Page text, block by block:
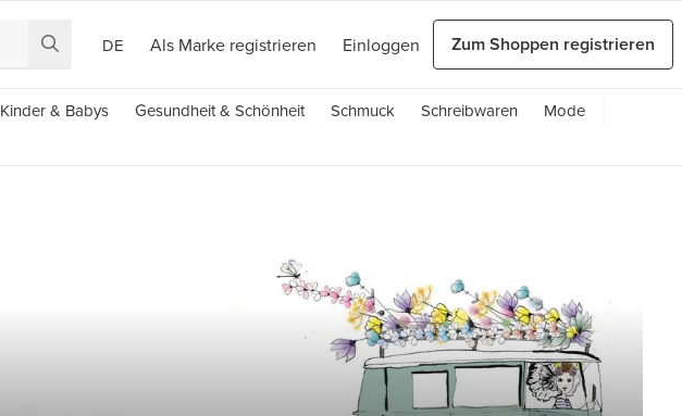
DE Als Marke registrieren Einloggen Zum Shoppen registrieren
Kinder & Babys Gesundheit & Schönheit Schmuck Schreibwaren
Mode